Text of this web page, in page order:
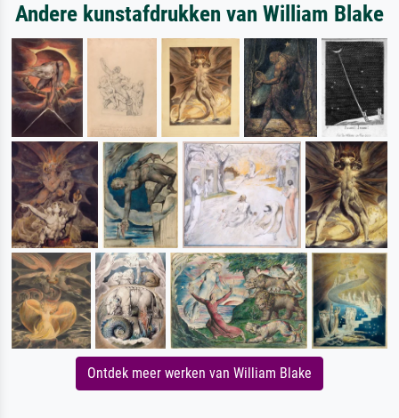
Andere kunstafdrukken van William Blake
Ontdek meer werken van William Blake